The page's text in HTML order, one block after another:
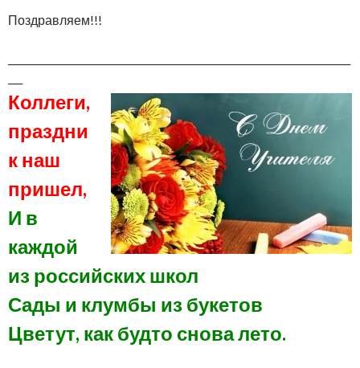
Поздравляем!!!
Коллеги,
праздни
к наш
пришел,
И в
каждой
из российских школ
Сады и клумбы из букетов
Цветут, как будто снова лето.